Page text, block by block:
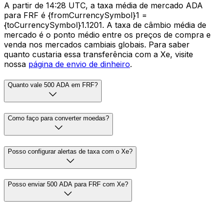
A partir de 14:28 UTC, a taxa média de mercado ADA
para FRF é {fromCurrencySymbol}1 =
{toCurrencySymbol}1.1201. A taxa de câmbio média de
mercado é o ponto médio entre os preços de compra e
venda nos mercados cambiais globais. Para saber
quanto custaria essa transferência com a Xe, visite
nossa página de envio de dinheiro.
Quanto vale 500 ADA em FRF?
Como faço para converter moedas?
Posso configurar alertas de taxa com o Xe?
Posso enviar 500 ADA para FRF com Xe?